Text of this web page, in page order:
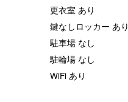
更衣室 あり
鍵なしロッカー あり
駐車場 なし
駐輪場 なし
WiFi あり